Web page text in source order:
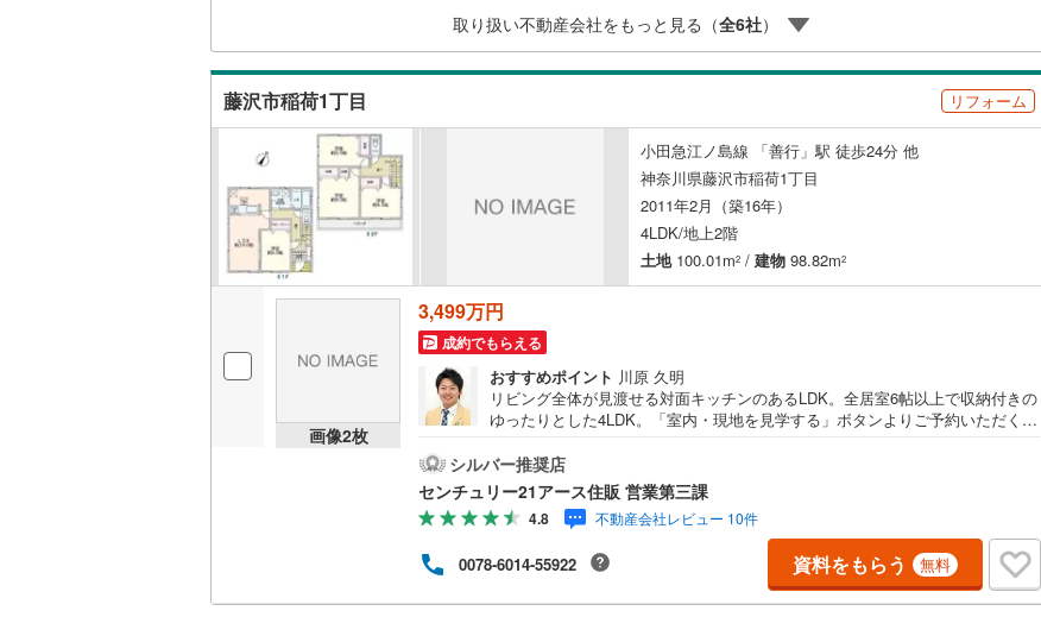
していきませんか？？ --------------
取り扱い不動産会社をもっと見る（全6社）
藤沢市稲荷1丁目 リフォーム
小田急江ノ島線 「善行」駅 徒歩24分 他
神奈川県藤沢市稲荷1丁目
2011年2月（築16年）
4LDK/地上2階
土地100.01m2 / 建物 98.82m2
画像2枚
3,499万円
成約でもらえる
おすすめポイント 川原 久明
リビング全体が見渡せる対面キッチンのあるLDK。全居室6帖以上で収納付きの
ゆったりとした4LDK。「室内・現地を見学する」ボタンよりご予約いただくと
ンチュリオン獲得店舗◆全国約970店舗あるセンチュリー21のお店。その中で
も、アメリカ本部が設ける一定基準を満たした、上位4％しか受賞できない賞。
それが「センチュリオン」です。弊社はそのセンチュリオンを2002年から欠か
すことなく取り続けております。◆住宅ローン相談会◆お客様にあった無理の
ない住宅ローンの試算やご購入の際に実際かかる諸費用の概算も行っておりま
す。人生最大のお買い物になりますので、しっかりとした資金計画のアドバイ
スをさせて頂きます。◆優遇金利にこだわる◆大きな金額を長期間で返済する
住宅ローンは優遇金利が0.1％変わるだけで、支払い総額に大きな変化が生じま
シルバー推奨店
センチュリー21アース住販 営業第三課
4.8 不動産会社レビュー 10件
0078-6014-55922 資料をもらう 無料
阿武隈急行(22) 会津鉄道
秋田内陸縦貫鉄道(0) しなの鉄道北しなの線(0)
北越急行ほくほく線
青い森鉄道
長野電鉄長野線
宇都宮ライトレール ( 49)
鹿島臨海鉄道大洗鹿島線(42) ひたちなか海浜鉄道湊線 (15)
小湊鐵道 (51)
上毛電気鉄道上毛線(51)
つくばエクスプレス(211)
京成押上線(30)